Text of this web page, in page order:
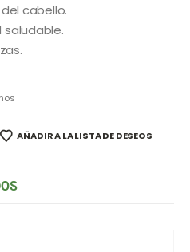
cabello.
saludable.
AÑADIR A LA LISTA DE DESEOS